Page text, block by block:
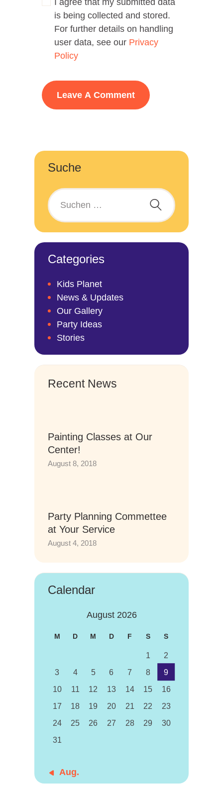
I agree that my submitted data
is being collected and stored.
For further details on handling
user data, see our Privacy
Policy
Suche
Categories
Kids Planet
News & Updates
Our Gallery
Party Ideas
Stories
Recent News
Painting Classes at Our
Center!
August 8, 2018
Party Planning Commettee
at Your Service
August 4, 2018
Calendar
August 2026
M D M D F S S
1
2
3
4 5 6 7 8
9
10
11 12 13 14 15
16
17
18 19 20 21 22
23
24
25 26 27 28 29
30
31
« Aug.